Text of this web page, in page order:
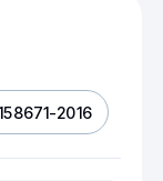
2016